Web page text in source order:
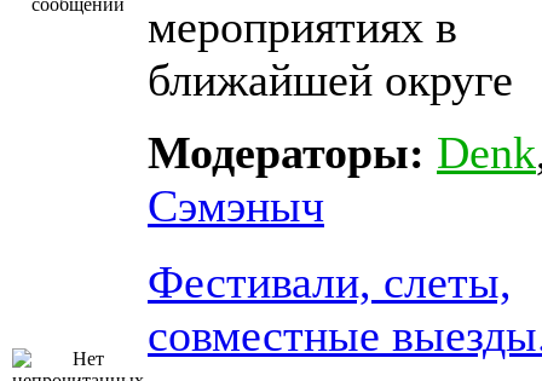
мероприятиях в
ближайшей округе
Модераторы: Denk
Сэмэныч
Фестивали, слеты,
совместные